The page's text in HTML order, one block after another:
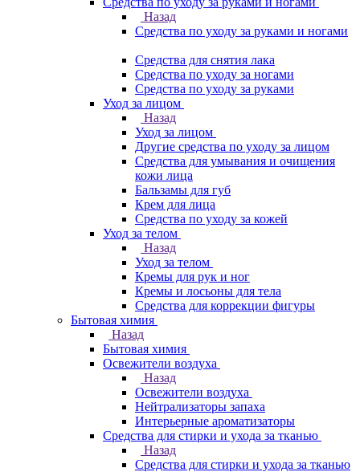
Назад
Средства по уходу за руками и ногами
Средства для снятия лака
Средства по уходу за ногами
Средства по уходу за руками
Уход за лицом
Назад
Уход за лицом
Другие средства по уходу за лицом
Средства для умывания и очищения
кожи лица
Бальзамы для губ
Крем для лица
Средства по уходу за кожей
Уход за телом
Назад
Уход за телом
Кремы для рук и ног
Кремы и лосьоны для тела
Средства для коррекции фигуры
Бытовая химия
Назад
Бытовая химия
Освежители воздуха
Назад
Освежители воздуха
Нейтрализаторы запаха
Интерьерные ароматизаторы
Средства для стирки и ухода за тканью
Назад
Средства для стирки и ухода за тканью